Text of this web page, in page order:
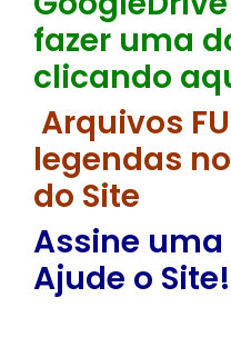
fazer uma
clicando
Arquivos
legendas
do Site
Assine
Ajude o Site!